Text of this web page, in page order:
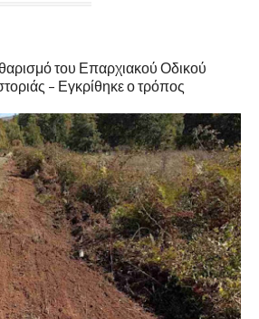
του Επαρχιακού Οδικού
– Εγκρίθηκε ο τρόπος